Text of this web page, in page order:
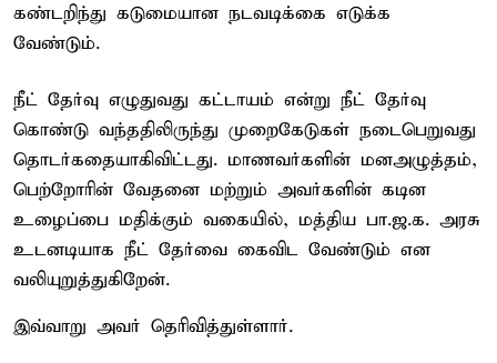
கண்டறிந்து கடுமையான நடவடிக்கை எடுக்க
வேண்டும்.
நீட் தேர்வு எழுதுவது கட்டாயம் என்று நீட் தேர்வு
கொண்டு வந்ததிலிருந்து முறைகேடுகள் நடைபெறுவது
தொடர்கதையாகிவிட்டது. மாணவர்களின் மனஅழுத்தம்,
பெற்றோரின் வேதனை மற்றும் அவர்களின் கடின
உழைப்பை மதிக்கும் வகையில், மத்திய பா.ஜ.க. அரசு
உடனடியாக நீட் தேர்வை கைவிட வேண்டும் என
வலியுறுத்துகிறேன்.
இவ்வாறு அவர் தெரிவித்துள்ளார்.